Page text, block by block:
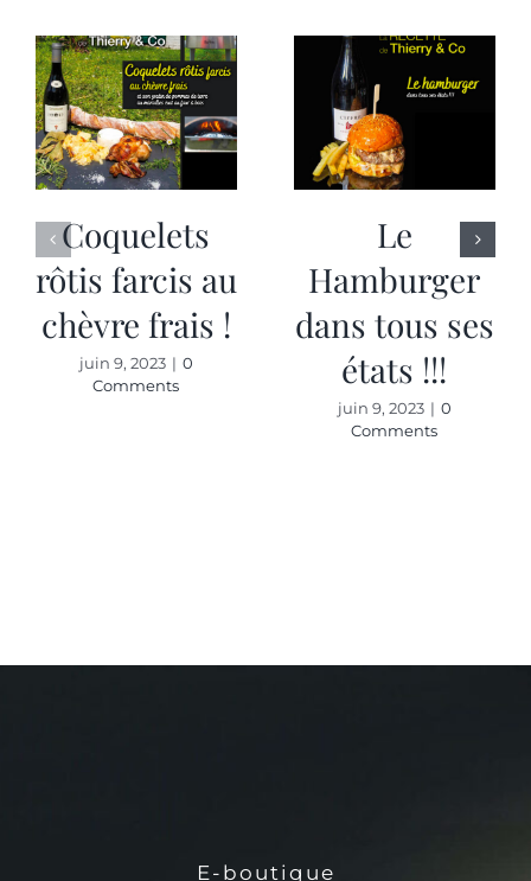
Coquelets
rôtis farcis au
chèvre frais !
juin 9, 2023 | 0
Comments
Le
Hamburger
dans tous ses
états !!!
juin 9, 2023 | 0
Comments
E-boutique